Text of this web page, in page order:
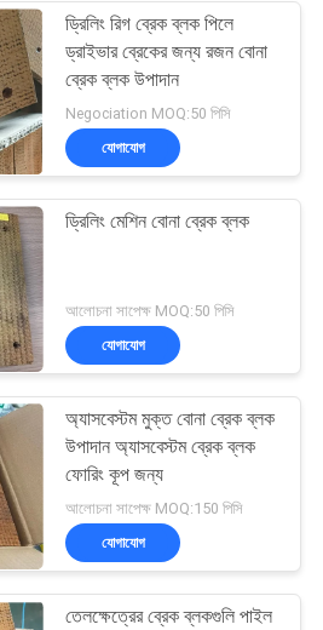
ড্রিলিং রিগ ব্রেক ব্লক পিলে
ড্রাইভার ব্রেকের জন্য রজন বোনা
ব্রেক ব্লক উপাদান
Negociation MOQ:50 পিসি
যোগাযোগ
ড্রিলিং মেশিন বোনা ব্রেক ব্লক
আলোচনা সাপেক্ষ MOQ:50 পিসি
যোগাযোগ
অ্যাসবেস্টম মুক্ত বোনা ব্রেক ব্লক
উপাদান অ্যাসবেস্টম ব্রেক ব্লক
ফোরিং কূপ জন্য
আলোচনা সাপেক্ষ MOQ:150 পিসি
যোগাযোগ
তেলক্ষেত্রের ব্রেক ব্লকগুলি পাইল